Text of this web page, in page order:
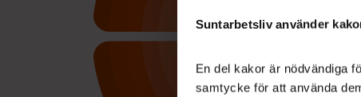
Suntarbetsliv använder
En del kakor är nödvändiga
samtycke för att använda